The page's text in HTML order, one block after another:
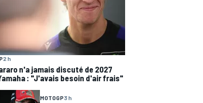
2 h
n'a jamais discuté de 2027
: "J'avais besoin d'air frais"
MOTOGP3 h